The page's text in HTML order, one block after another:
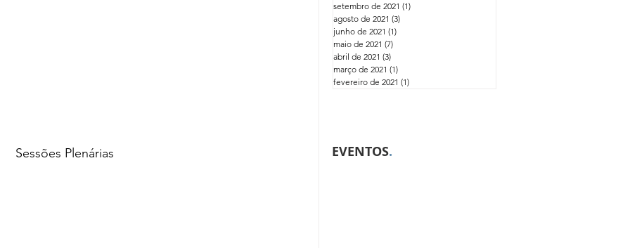
Sessões Plenárias EVENTOS.
setembro de 2021 (1)
agosto de 2021 (3)
junho de 2021 (1)
maio de 2021 (7)
abril de 2021 (3)
março de 2021 (1)
fevereiro de 2021 (1)